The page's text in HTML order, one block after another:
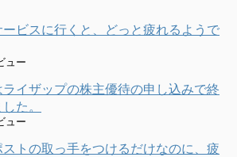
ービスに行くと、どっと疲れるようで
ュー
イザップの株主優待の申し込みで終
た。
ュー
トの取っ手をつけるだけなのに、疲